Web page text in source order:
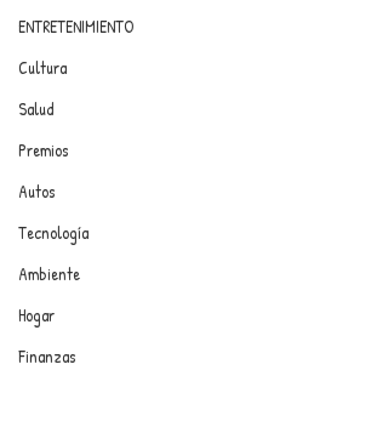
ENTRETENIMIENTO
Cultura
Salud
Premios
Autos
Tecnología
Ambiente
Hogar
Finanzas